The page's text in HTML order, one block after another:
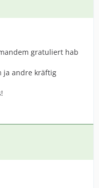
gratuliert hab
ja andre kräftig